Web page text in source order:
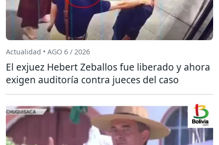
Actualidad • AGO 6 / 2026
El exjuez Hebert Zeballos fue liberado y ahora
exigen auditoría contra jueces del caso